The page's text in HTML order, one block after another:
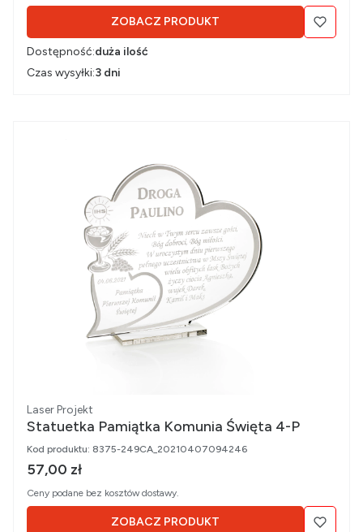
ZOBACZ PRODUKT
Dostępność:duża ilość
Czas wysyłki:3 dni
Producent
Laser Projekt
Statuetka Pamiątka Komunia Święta 4-P
Kod produktu: 8375-249CA_20210407094246
Cena brutto
57,00 zł
Ceny podane bez kosztów dostawy.
ZOBACZ PRODUKT